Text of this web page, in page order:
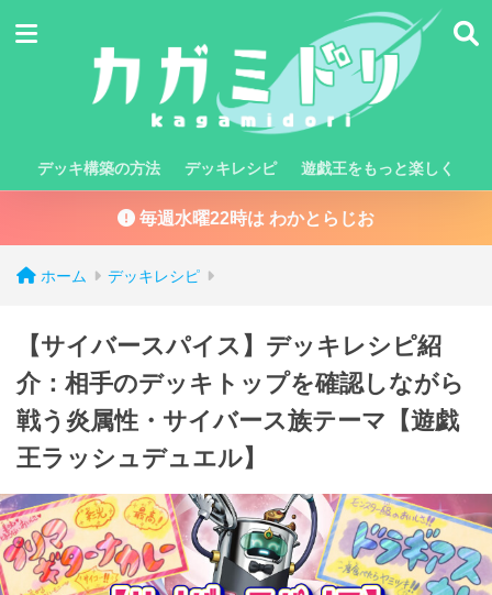
デッキ構築の方法 デッキレシピ 遊戯王をもっと楽しく
毎週水曜22時は わかとらじお
ホーム デッキレシピ
【サイバースパイス】デッキレシピ紹
介：相手のデッキトップを確認しながら
戦う炎属性・サイバース族テーマ【遊戯
王ラッシュデュエル】